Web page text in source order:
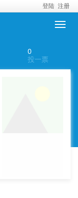
登陆 注册
0
投一票